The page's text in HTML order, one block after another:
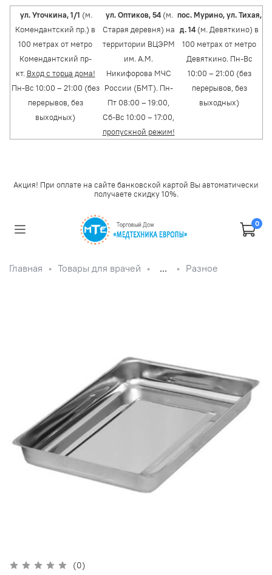
ул. Уточкина, 1/1 (м.
Комендантский пр.) в
100 метрах от метро
Комендантский пр-
кт. Вход с торца дома!
Пн-Вс 10:00 – 21:00 (без
перерывов, без
выходных)
ул. Оптиков, 54 (м.
Старая деревня) на
территории ВЦЭРМ
им. А.М.
Никифорова МЧС
России (БМТ). Пн-
Пт 08:00 – 19:00,
Сб-Вс 10:00 – 17:00,
пропускной режим!
пос. Мурино, ул. Тихая,
д. 14 (м. Девяткино) в
100 метрах от метро
Девяткино. Пн-Вс
10:00 – 21:00 (без
перерывов, без
выходных)
Акция! При оплате на сайте банковской картой Вы автоматически
получаете скидку 10%.
0
Главная Товары для врачей ... Разное
(0)